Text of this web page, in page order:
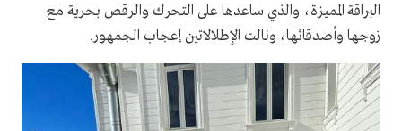
البراقة المميزة، والذي ساعدها على التحرك والرقص بحرية مع
زوجها وأصدقائها، ونالت الإطلالاتين إعجاب الجمهور.